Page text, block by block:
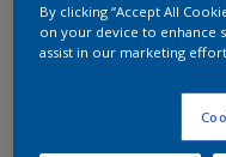
By clicking “Accept All
on your device to enhance
assist in our marketing